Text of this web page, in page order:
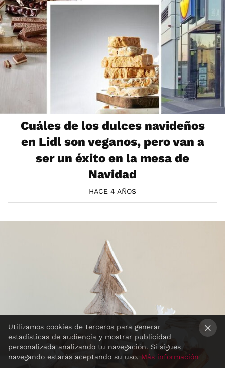
Cuáles de los dulces navideños
en Lidl son veganos, pero van a
ser un éxito en la mesa de
Navidad
HACE 4 AÑOS
Utilizamos cookies de terceros para generar
estadísticas de audiencia y mostrar publicidad
personalizada analizando tu navegación. Si sigues
navegando estarás aceptando su uso. Más información